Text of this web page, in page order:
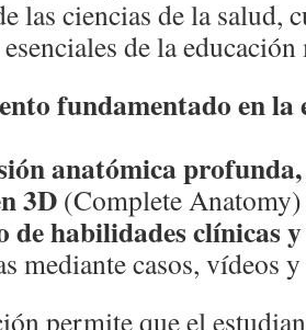
las ciencias de la salud,
de la
fundamentado en la
anatómica
3D (Complete Anatomy)
de habilidades clínicas
mediante casos, vídeos
permite que el